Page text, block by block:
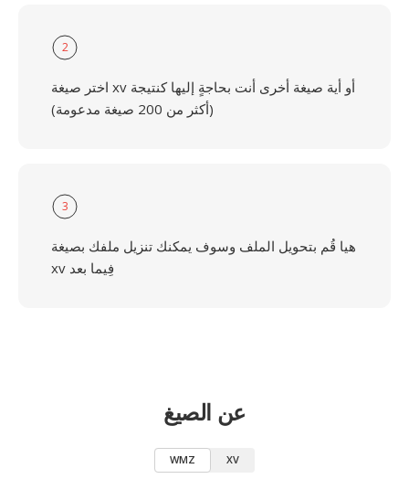
2
اختر صيغة xv أو أية صيغة أخرى أنت بحاجةٍ إليها كنتيجة
(أكثر من 200 صيغة مدعومة)
3
هيا قُم بتحويل الملف وسوف يمكنك تنزيل ملفك بصيغة
xv فِيما بعد
عن الصيغ
WMZ XV